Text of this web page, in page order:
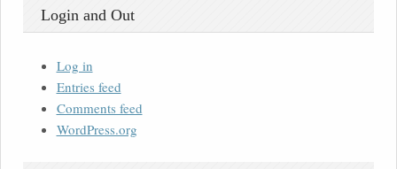
Login and Out
Log in
Entries feed
Comments feed
WordPress.org